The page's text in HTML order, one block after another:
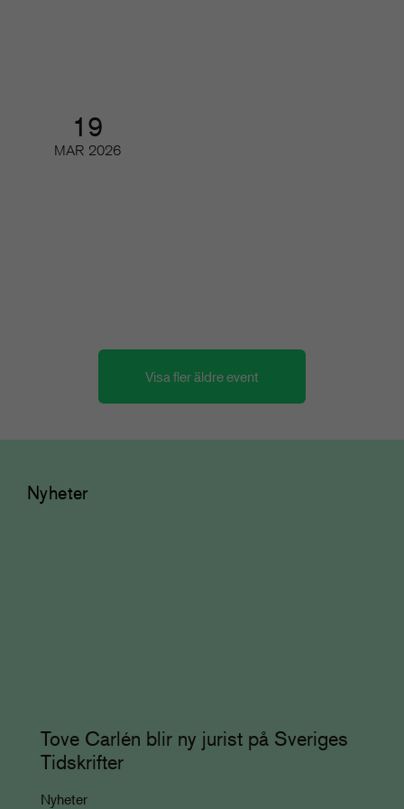
19
MAR 2026
Visa fler äldre event
Nyheter
Tove Carlén blir ny jurist på Sveriges
Tidskrifter
Nyheter